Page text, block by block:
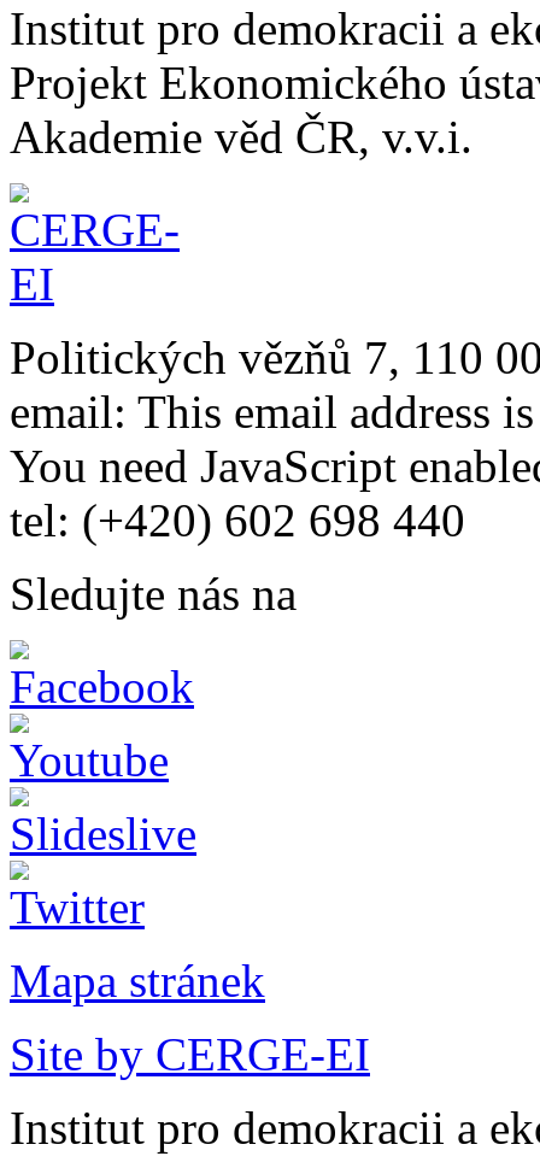
Institut pro demokracii a
Projekt Ekonomického
Akademie věd ČR, v.v.i.
Politických vězňů 7, 110
email: This email address
You need JavaScript
tel: (+420) 602 698 440
Sledujte nás na
Mapa stránek
Site by CERGE-EI
Institut pro demokracii a